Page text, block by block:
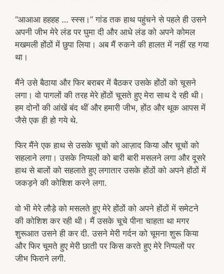
“आआआ हहहह … स्स्स।” गांड तक हाथ पहुंचने से पहले ही उसने
अपनी जीभ मेरे लंड पर घुमा दी और आधे लंड को अपने कोमल
मखमली होंठों में छुपा लिया। अब मैं रुकने की हालत में नहीं रह गया
था।
मैंने उसे बैठाया और फिर बराबर में बैठकर उसके होंठों को चूसने
लगा। वो पागलों की तरह मेरे होंठों चूसते हुए मेरा साथ दे रही थी।
हम दोनों की आंखें बंद थीं और हमारी जीभ, होंठ और थूक आपस में
जैसे एक ही हो गये थे.
फिर मैंने एक हाथ से उसके चूचों को आज़ाद किया और चूचों को
सहलाने लगा। उसके निप्पलों को बारी बारी मसलने लगा और दूसरे
हाथ से बालों को सहलाते हुए लगातार उसके होंठों को अपने होंठों में
जकड़ने की कोशिश करने लगा.
वो भी मेरे लौड़े को मसलते हुए मेरे होंठों को अपने होंठों में समेटने
की कोशिश कर रही थी। मैं उसके चूचे पीना चाहता था मगर
शुरूआत उसने ही कर दी. उसने मेरी गर्दन को चूमना शुरू किया
और फिर चूमते हुए मेरी छाती पर किस करते हुए मेरे निप्पलों पर
जीभ फिराने लगी.